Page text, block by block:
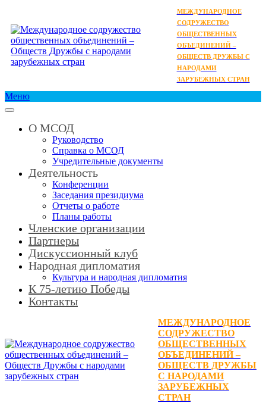
МЕЖДУНАРОДНОЕ
СОДРУЖЕСТВО
ОБЩЕСТВЕННЫХ
ОБЪЕДИНЕНИЙ –
ОБЩЕСТВ ДРУЖБЫ С
НАРОДАМИ
ЗАРУБЕЖНЫХ СТРАН
Меню
О МСОД
Руководство
Справка о МСОД
Учредительные документы
Деятельность
Конференции
Заседания президиума
Отчеты о работе
Планы работы
Членские организации
Партнеры
Дискуссионный клуб
Народная дипломатия
Культура и народная дипломатия
К 75-летию Победы
Контакты
МЕЖДУНАРОДНОЕ
СОДРУЖЕСТВО
ОБЩЕСТВЕННЫХ
ОБЪЕДИНЕНИЙ –
ОБЩЕСТВ ДРУЖБЫ
С НАРОДАМИ
ЗАРУБЕЖНЫХ
СТРАН